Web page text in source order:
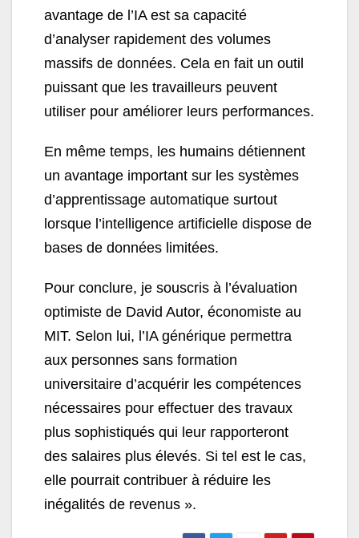
avantage de l’IA est sa capacité
d’analyser rapidement des volumes
massifs de données. Cela en fait un outil
puissant que les travailleurs peuvent
utiliser pour améliorer leurs performances.
En même temps, les humains détiennent
un avantage important sur les systèmes
d’apprentissage automatique surtout
lorsque l’intelligence artificielle dispose de
bases de données limitées.
Pour conclure, je souscris à l’évaluation
optimiste de David Autor, économiste au
MIT. Selon lui, l’IA générique permettra
aux personnes sans formation
universitaire d’acquérir les compétences
nécessaires pour effectuer des travaux
plus sophistiqués qui leur rapporteront
des salaires plus élevés. Si tel est le cas,
elle pourrait contribuer à réduire les
inégalités de revenus ».